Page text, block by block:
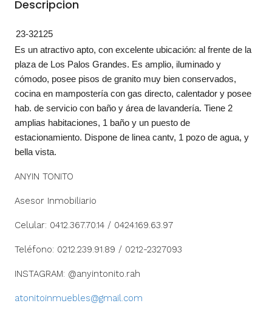
Descripcion
23-32125
Es un atractivo apto, con excelente ubicación: al frente de la
plaza de Los Palos Grandes. Es amplio, iluminado y
cómodo, posee pisos de granito muy bien conservados,
cocina en mampostería con gas directo, calentador y posee
hab. de servicio con baño y área de lavandería. Tiene 2
amplias habitaciones, 1 baño y un puesto de
estacionamiento. Dispone de linea cantv, 1 pozo de agua, y
bella vista.
ANYIN TONITO
Asesor Inmobiliario
Celular: 0412.367.70.14 / 0424.169.63.97
Teléfono: 0212.239.91.89 / 0212-2327093
INSTAGRAM: @anyintonito.rah
atonitoinmuebles@gmail.com